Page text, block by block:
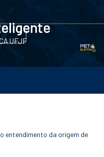
UFJF
entendimento da origem de